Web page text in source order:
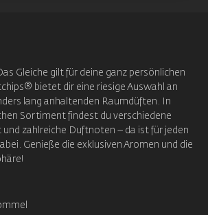
Gleiche gilt für deine ganz persönlichen
bietet dir eine riesige Auswahl an
lang anhaltenden Raumdüften. In
Sortiment findest du verschiedene
zahlreiche Duftnoten – da ist für jeden
Genieße die exklusiven Aromen und die